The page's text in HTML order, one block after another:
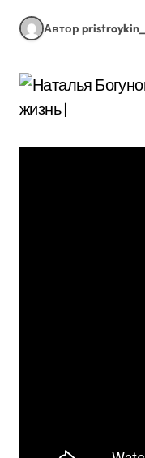
Автор pristroykin_